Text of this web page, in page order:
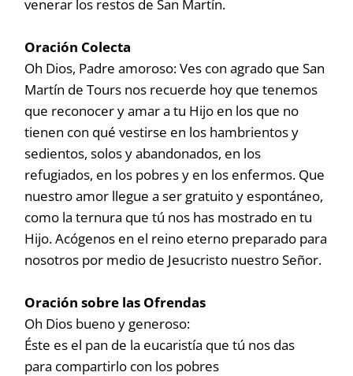
venerar los restos de San Martín.
Oración Colecta
Oh Dios, Padre amoroso: Ves con agrado que San
Martín de Tours nos recuerde hoy que tenemos
que reconocer y amar a tu Hijo en los que no
tienen con qué vestirse en los hambrientos y
sedientos, solos y abandonados, en los
refugiados, en los pobres y en los enfermos. Que
nuestro amor llegue a ser gratuito y espontáneo,
como la ternura que tú nos has mostrado en tu
Hijo. Acógenos en el reino eterno preparado para
nosotros por medio de Jesucristo nuestro Señor.
Oración sobre las Ofrendas
Oh Dios bueno y generoso:
Éste es el pan de la eucaristía que tú nos das
para compartirlo con los pobres